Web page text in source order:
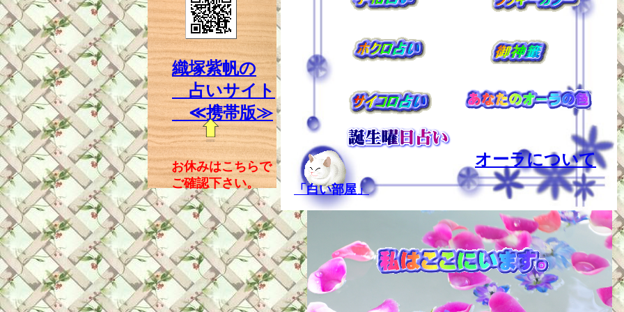
オーラについて
織塚紫帆の
占いサイト
≪携帯版≫
「白い部屋」
お休みはこちらで
ご確認下さい。